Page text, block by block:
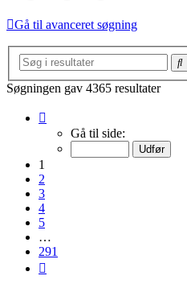
Gå til avanceret søgning
Søgningen gav 4365 resultater
Gå til side:
1
2
3
4
5
…
291